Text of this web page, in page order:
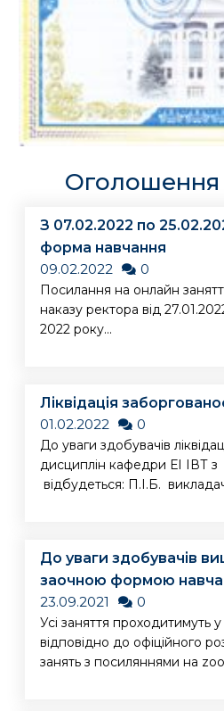
Оголошення
З 07.02.2022 по
форма навчання
09.02.2022
0
Посилання на онлайн
наказу ректора від
2022 року...
Ліквідація
01.02.2022
0
До уваги здобувачів
дисциплін кафедри ЕІ ІВТ з
відбудеться: П.І.Б.
До уваги здобувачів
заочною формою
23.09.2021
0
Усі заняття проходитимуть
відповідно до офіційного
занять з посиляннями на